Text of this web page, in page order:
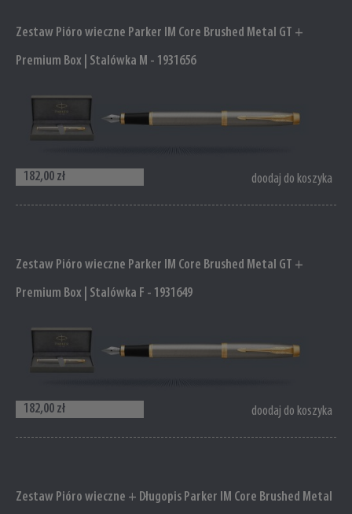
Zestaw Pióro wieczne Parker IM Core Brushed Metal GT +
Premium Box | Stalówka M - 1931656
182,00 zł doodaj do koszyka
Zestaw Pióro wieczne Parker IM Core Brushed Metal GT +
Premium Box | Stalówka F - 1931649
182,00 zł doodaj do koszyka
Zestaw Pióro wieczne + Długopis Parker IM Core Brushed Metal